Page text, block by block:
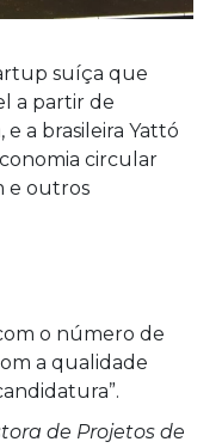
suíça que
a partir de
a brasileira Yattó
circular
e outros
o número de
a qualidade
de Projetos de